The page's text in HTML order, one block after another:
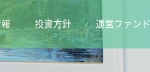
投資方針 運営ファンド